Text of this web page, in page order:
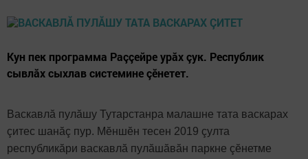
Кун пек программа Раççейре урăх çук. Республик
сывлăх сыхлав системине çӗнетет.
Васкавлă пулăшу Тутарстанра малашне тата васкарах
çитес шанăç пур. Мӗншӗн тесен 2019 çулта
республикăри васкавлă пулăшăвăн паркне çӗнетме